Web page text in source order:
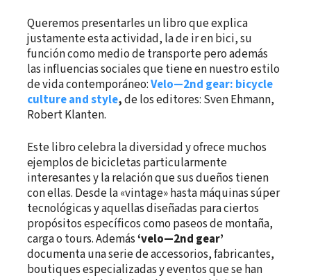
Queremos presentarles un libro que explica
justamente esta actividad, la de ir en bici, su
función como medio de transporte pero además
las influencias sociales que tiene en nuestro estilo
de vida contemporáneo:Velo—2nd gear: bicycle
culture and style,de los editores: Sven Ehmann,
Robert Klanten.
Este libro celebra la diversidad y ofrece muchos
ejemplos de bicicletas particularmente
interesantes y la relación que sus dueños tienen
con ellas. Desde la «vintage» hasta máquinas súper
tecnológicas y aquellas diseñadas para ciertos
propósitos específicos como paseos de montaña,
carga o tours. Además‘velo—2nd gear’
documenta una serie de accessorios, fabricantes,
boutiques especializadas y eventos que se han